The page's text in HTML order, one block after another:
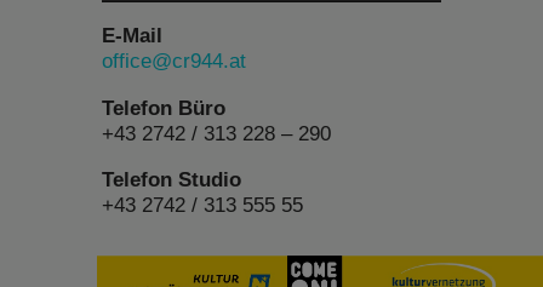
E-Mail
office@cr944.at
Telefon Büro
+43 2742 / 313 228 – 290
Telefon Studio
+43 2742 / 313 555 55